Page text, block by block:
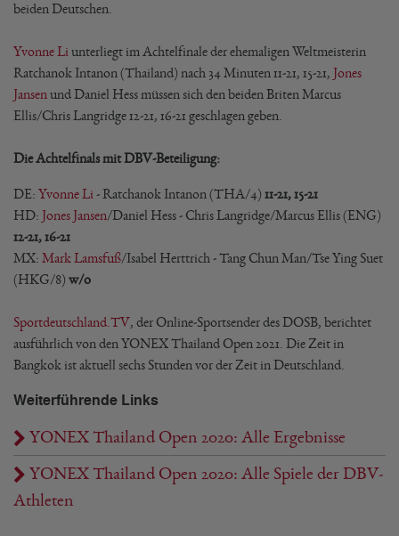
beiden Deutschen.
Yvonne Li unterliegt im Achtelfinale der ehemaligen Weltmeisterin
Ratchanok Intanon (Thailand) nach 34 Minuten 11-21, 15-21, Jones
Jansen und Daniel Hess müssen sich den beiden Briten Marcus
Ellis/Chris Langridge 12-21, 16-21 geschlagen geben.
Die Achtelfinals mit DBV-Beteiligung:
DE: Yvonne Li - Ratchanok Intanon (THA/4) 11-21, 15-21
HD: Jones Jansen/Daniel Hess - Chris Langridge/Marcus Ellis (ENG)
12-21, 16-21
MX: Mark Lamsfuß/Isabel Herttrich - Tang Chun Man/Tse Ying Suet
(HKG/8) w/o
Sportdeutschland.TV, der Online-Sportsender des DOSB, berichtet
ausführlich von den YONEX Thailand Open 2021. Die Zeit in
Bangkok ist aktuell sechs Stunden vor der Zeit in Deutschland.
Weiterführende Links
YONEX Thailand Open 2020: Alle Ergebnisse
YONEX Thailand Open 2020: Alle Spiele der DBV-
Athleten